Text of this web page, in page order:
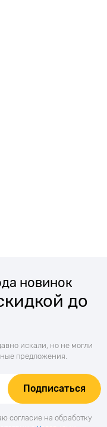
новинок
до
искали, но не могли
предложения.
Подписаться
согласие на обработку